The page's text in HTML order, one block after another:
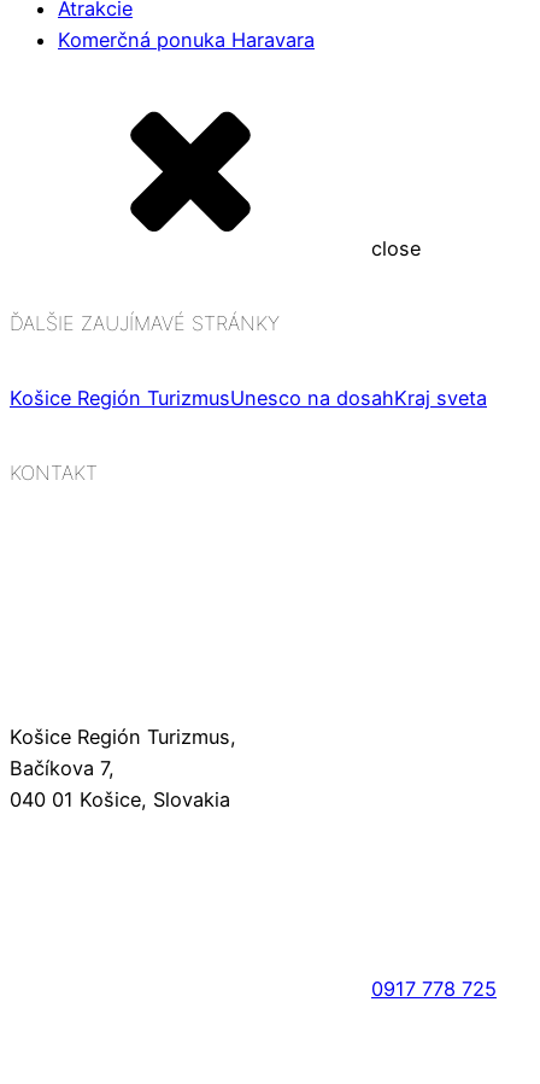
Atrakcie
Komerčná ponuka Haravara
close
ĎALŠIE ZAUJÍMAVÉ STRÁNKY
Košice Región TurizmusUnesco na dosahKraj sveta
KONTAKT
Košice Región Turizmus,
Bačíkova 7,
040 01 Košice, Slovakia
0917 778 725